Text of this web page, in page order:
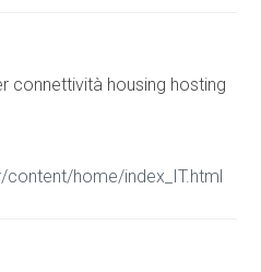
connettività housing hosting
home/index_IT.html